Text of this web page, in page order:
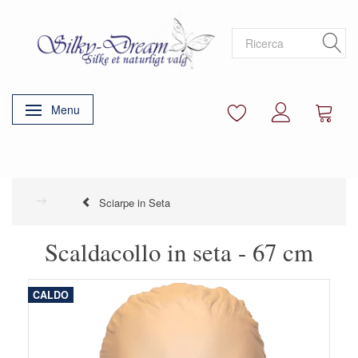
Attiva/disattiva navigazione
Menu
Sciarpe in Seta
Scaldacollo in seta - 67 cm
CALDO